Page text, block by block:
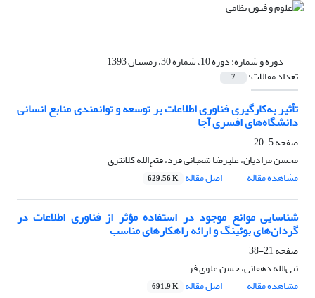
دوره و شماره:دوره 10، شماره 30، زمستان 1393
تعداد مقالات: 7
تأثیر به‌کارگیری فناوری اطلاعات بر توسعه و توانمندی منابع انسانی
دانشگاه‌های افسری آجا
صفحه5-20
محسن مرادیان، علیرضا شعبانی فرد، فتح‌الله کلانتری
مشاهده مقاله
اصل مقاله 629.56 K
شناسایی موانع موجود در استفاده مؤثر از فناوری اطلاعات در
گردان‌های بوئینگ و ارائه راهکارهای مناسب
صفحه21-38
نبی‌الله دهقانی، حسن علوی فر
مشاهده مقاله
اصل مقاله 691.9 K